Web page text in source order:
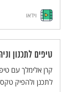
וידאו
טיפים לתכנון
קרן אלימלך עם
לתכנן ולהפיק